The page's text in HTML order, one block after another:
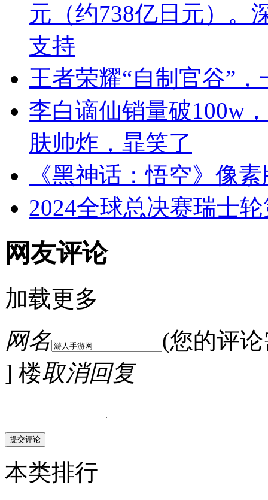
元（约738亿日元）。
支持
王者荣耀“自制官谷”
李白谪仙销量破100w
肤帅炸，暃笑了
《黑神话：悟空》像
2024全球总决赛瑞士
网友评论
加载更多
网名
(您的评
] 楼取消回复
本类排行